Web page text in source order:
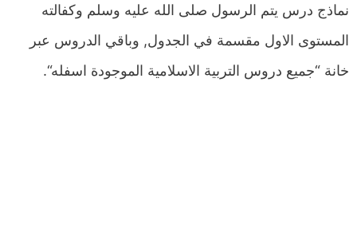
نماذج درس یتم الرسول صلى الله علیه وسلم وكفالته
المستوى الاول مقسمة في الجدول, وباقي الدروس عبر
خانة “جميع دروس التربية الاسلامية الموجودة اسفله“.